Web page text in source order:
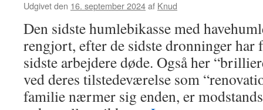
Udgivet den 16. september 2024af Knud
Den sidste humlebikasse med
rengjort, efter de sidste dronninger har
sidste arbejdere døde. Også her
ved deres tilstedeværelse som
familie nærmer sig enden, er